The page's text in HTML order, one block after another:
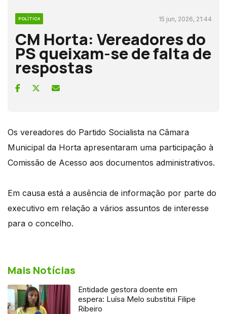
POLÍTICA 15 jun, 2026, 21:44
CM Horta: Vereadores do
PS queixam-se de falta de
respostas
Os vereadores do Partido Socialista na Câmara
Municipal da Horta apresentaram uma participação à
Comissão de Acesso aos documentos administrativos.
Em causa está a ausência de informação por parte do
executivo em relação a vários assuntos de interesse
para o concelho.
Mais Notícias
Entidade gestora doente em
espera: Luísa Melo substitui Filipe
Ribeiro